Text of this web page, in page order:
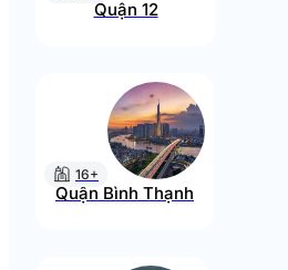
Quận 12
16+
Quận Bình Thạnh